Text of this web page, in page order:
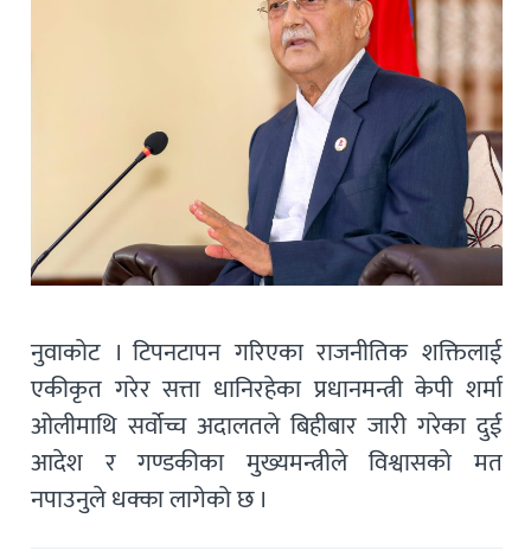
नुवाकोट । टिपनटापन गरिएका राजनीतिक शक्तिलाई
एकीकृत गरेर सत्ता धानिरहेका प्रधानमन्त्री केपी शर्मा
ओलीमाथि सर्वोच्च अदालतले बिहीबार जारी गरेका दुई
आदेश र गण्डकीका मुख्यमन्त्रीले विश्वासको मत
नपाउनुले धक्का लागेको छ ।